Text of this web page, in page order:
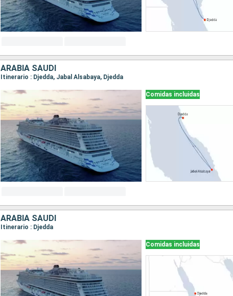
ARABIA SAUDÍ
Itinerario : Djedda, Jabal Alsabaya, Djedda
Comidas incluidas
ARABIA SAUDÍ
Itinerario : Djedda
Comidas incluidas